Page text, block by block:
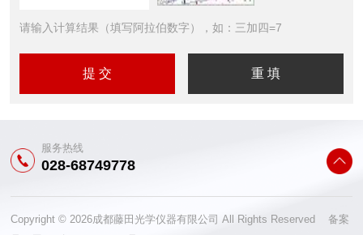
请输入计算结果（填写阿拉伯数字），如：三加四=7
服务热线
028-68749778
Copyright © 2026成都藤田光学仪器有限公司 All Rights Reserved 备案